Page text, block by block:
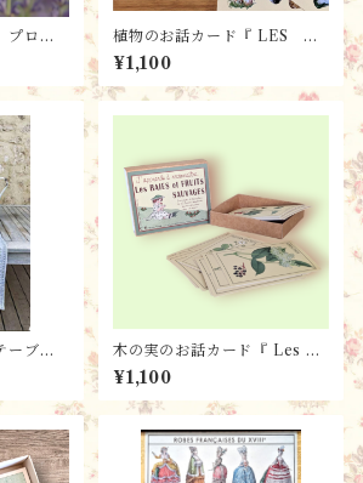
ロヴ
土産
プレ
ント
植物のお話カード『 LES C
HAMPIGNONS きのこの
お話』 パリ雑貨・フレンチレ
トロ ・カード／ フランスMa
¥1,100
ーブル
ャガ
木の実のお話カード『 Les B
AIES et FRUITS SAUVAGE
S 自然の恵み』 パリ雑貨・フ
レンチレトロ ・カード・フラ
Vidal 社
¥1,100